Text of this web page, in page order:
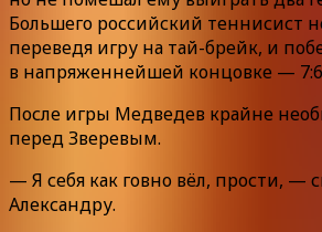
Большего российский теннисист
переведя игру на тай-брейк, и
в напряженнейшей концовке — 7:6
После игры Медведев крайне
перед Зверевым.
— Я себя как говно вёл, прости, —
Александру.